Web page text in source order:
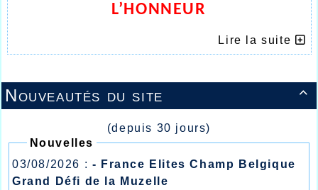

Nouveautés du site
(depuis 30 jours)
Nouvelles
03/08/2026 : - France Elites Champ Belgique
Grand Défi de la Muzelle
L’HONNEUR
DURANT LE WEEK-ENDLire la suite